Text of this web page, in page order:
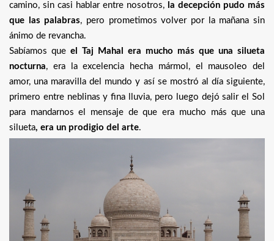
camino, sin casi hablar entre nosotros, la decepción pudo más
que las palabras, pero prometimos volver por la mañana sin
ánimo de revancha.
Sabíamos que el Taj Mahal era mucho más que una silueta
nocturna, era la excelencia hecha mármol, el mausoleo del
amor, una maravilla del mundo y así se mostró al día siguiente,
primero entre neblinas y fina lluvia, pero luego dejó salir el Sol
para mandarnos el mensaje de que era mucho más que una
silueta, era un prodigio del arte.